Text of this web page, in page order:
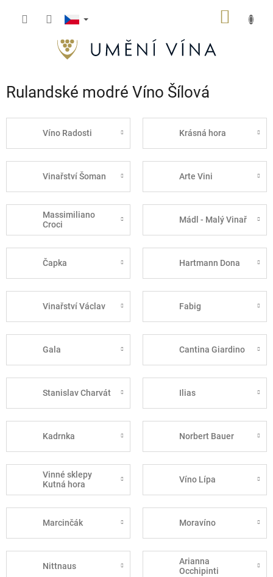
Rulandské modré Víno Šílová
Víno Radosti Krásná hora
Vinařství Šoman Arte Vini
Massimiliano
Croci
Mádl - Malý Vinař
Čapka Hartmann Dona
Vinařství Václav Fabig
Gala Cantina Giardino
Stanislav Charvát Ilias
Kadrnka Norbert Bauer
Vinné sklepy
Kutná hora
Víno Lípa
Marcinčák Moravíno
Nittnaus
Arianna
Occhipinti